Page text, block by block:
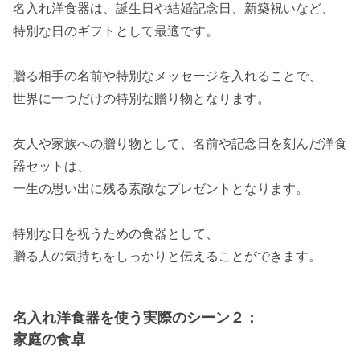
名入れ洋食器は、誕生日や結婚記念日、新築祝いなど、
特別な日のギフトとして最適です。
贈る相手の名前や特別なメッセージを入れることで、
世界に一つだけの特別な贈り物となります。
友人や家族への贈り物として、名前や記念日を刻んだ洋食
器セットは、
一生の思い出に残る素敵なプレゼントとなります。
特別な日を祝うための食器として、
贈る人の気持ちをしっかりと伝えることができます。
名入れ洋食器を使う実際のシーン２：
家庭の食卓